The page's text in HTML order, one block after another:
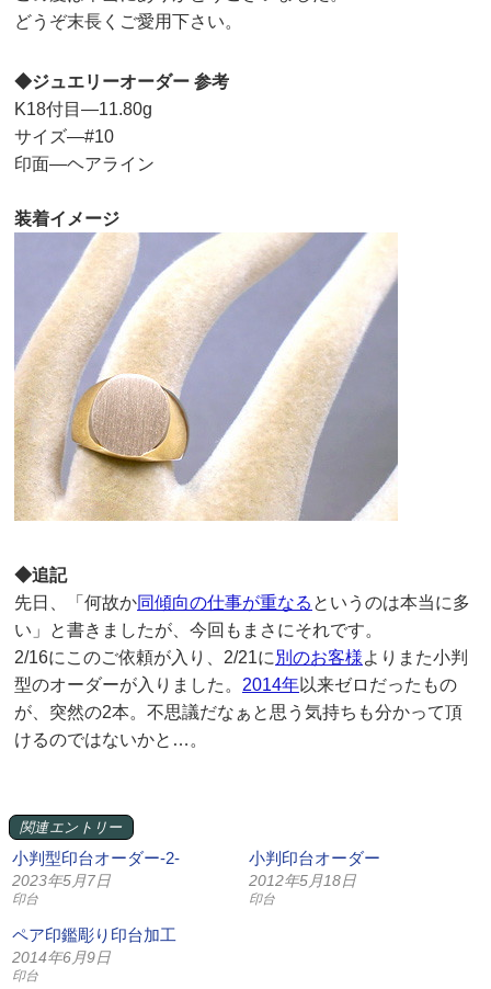
どうぞ末長くご愛用下さい。
◆ジュエリーオーダー 参考
K18付目—11.80g
サイズ—#10
印面—ヘアライン
装着イメージ
◆追記
先日、「何故か同傾向の仕事が重なる というのは本当に多
い」と書きましたが、今回もまさにそれです。
2/16にこのご依頼が入り、2/21に 別のお客様よりまた小判
型のオーダーが入りました。 2014年以来ゼロだったもの
が、突然の2本。不思議だなぁと思う気持ちも分かって頂
けるのではないかと…。
関連エントリー
小判型印台オーダー-2-
2023年5月7日
印台
小判印台オーダー
2012年5月18日
印台
ペア印鑑彫り印台加工
2014年6月9日
印台